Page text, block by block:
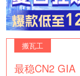
搬瓦工
最稳CN2 GIA